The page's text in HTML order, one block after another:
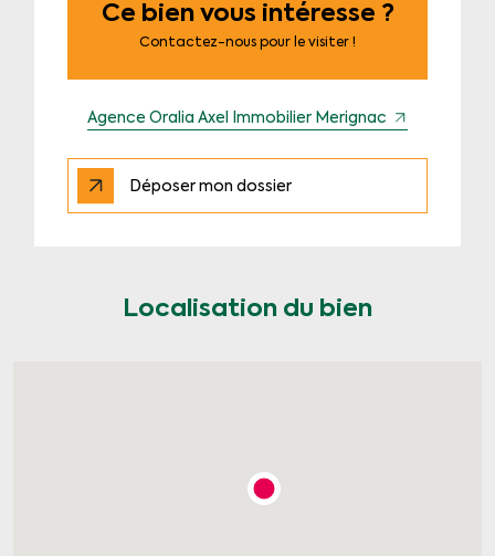
Ce bien vous intéresse ?
Contactez-nous pour le visiter !
Agence Oralia Axel Immobilier Merignac
Déposer mon dossier
Localisation du bien